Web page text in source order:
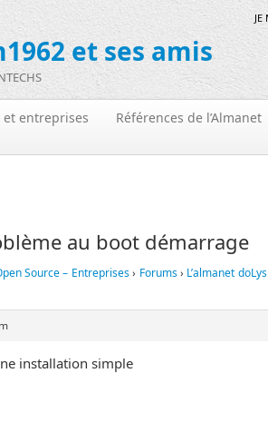
et ses amis
JE
et entreprises
Références de l’Almanet
au boot démarrage
Source – Entreprises› Forums › L’almanet
installation simple